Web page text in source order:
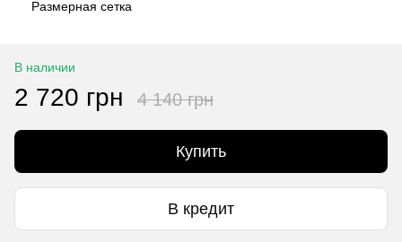
Размерная сетка
В наличии
2 720 грн 4 140 грн
Купить
В кредит